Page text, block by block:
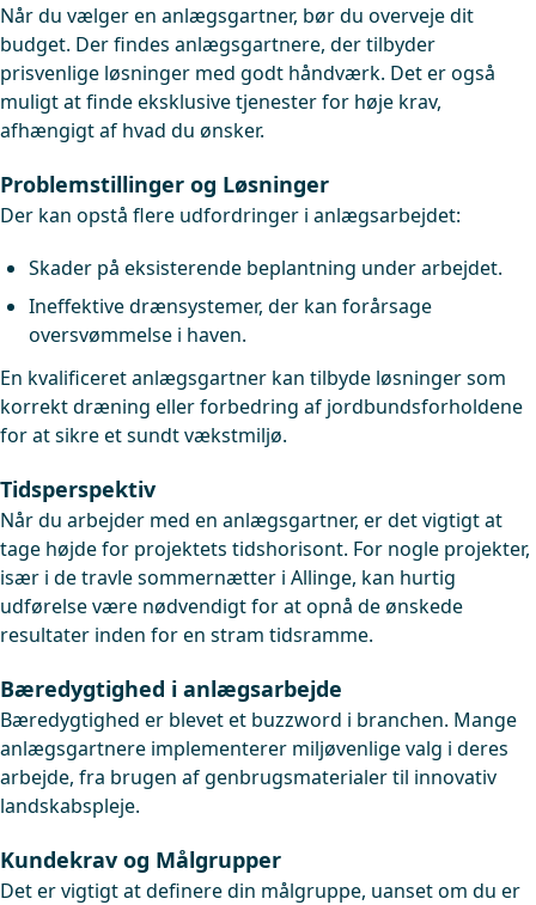
Når du vælger en anlægsgartner, bør du overveje dit
budget. Der findes anlægsgartnere, der tilbyder
prisvenlige løsninger med godt håndværk. Det er også
muligt at finde eksklusive tjenester for høje krav,
afhængigt af hvad du ønsker.
Problemstillinger og Løsninger
Der kan opstå flere udfordringer i anlægsarbejdet:
Skader på eksisterende beplantning under arbejdet.
Ineffektive drænsystemer, der kan forårsage
oversvømmelse i haven.
En kvalificeret anlægsgartner kan tilbyde løsninger som
korrekt dræning eller forbedring af jordbundsforholdene
for at sikre et sundt vækstmiljø.
Tidsperspektiv
Når du arbejder med en anlægsgartner, er det vigtigt at
tage højde for projektets tidshorisont. For nogle projekter,
især i de travle sommernætter i Allinge, kan hurtig
udførelse være nødvendigt for at opnå de ønskede
resultater inden for en stram tidsramme.
Bæredygtighed i anlægsarbejde
Bæredygtighed er blevet et buzzword i branchen. Mange
anlægsgartnere implementerer miljøvenlige valg i deres
arbejde, fra brugen af genbrugsmaterialer til innovativ
landskabspleje.
Kundekrav og Målgrupper
Det er vigtigt at definere din målgruppe, uanset om du er